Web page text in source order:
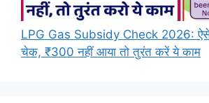
LPG Gas Subsidy Check 2026:
चेक, ₹300 नहीं आया तो तुरंत करें ये काम